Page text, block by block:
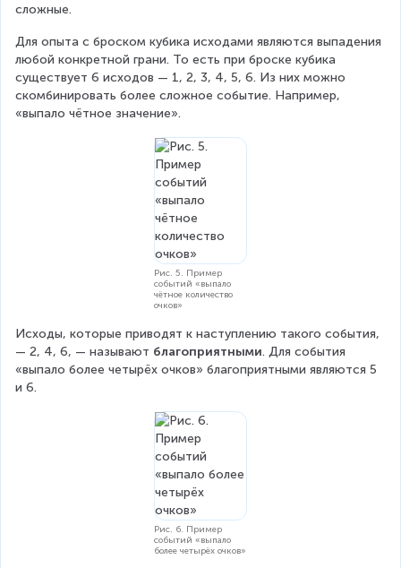
2
}
6
}
}
}
)
+
p
(
6
}
{
6
сложные.
Для опыта с броском кубика исходами являются выпадения
любой конкретной грани. То есть при броске кубика
существует 6 исходов — 1, 2, 3, 4, 5, 6. Из них можно
скомбинировать более сложное событие. Например,
«выпало чётное значение».
Рис. 5. Пример
событий «выпало
чётное количество
очков»
Исходы, которые приводят к наступлению такого события,
— 2, 4, 6, — называют благоприятными. Для события
«выпало более четырёх очков» благоприятными являются 5
и 6.
Рис. 6. Пример
событий «выпало
более четырёх очков»